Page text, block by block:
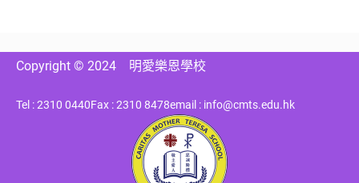
Copyright © 2024 明愛樂恩學校
Tel : 2310 0440Fax : 2310 8478email : info@cmts.edu.hk